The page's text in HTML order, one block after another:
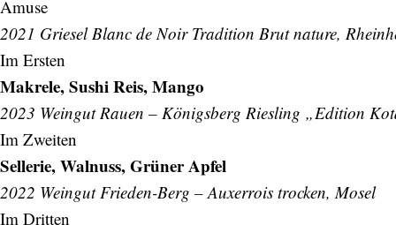
Amuse
2021 Griesel Blanc de Noir Tradition Brut nature,
Im Ersten
Makrele, Sushi Reis, Mango
2023 Weingut Rauen – Königsberg Riesling „Edition
Im Zweiten
Sellerie, Walnuss, Grüner Apfel
2022 Weingut Frieden-Berg – Auxerrois trocken, Mosel
Im Dritten